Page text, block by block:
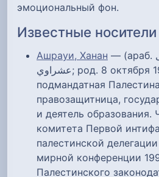
эмоциональный фон.
Известные
Ашрауи, Ханан — (араб. حنان داوود مخايل
عشراوي‎; род. 8 октября 1946, Наблус,
подмандатная
правозащитница,
и деятель образования.
комитета Первой
палестинской
мирной конференции
Палестинского